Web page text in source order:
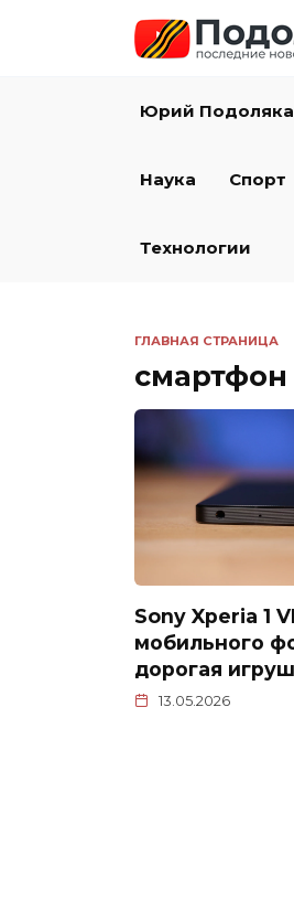
Юрий Подоляка
Наука Спорт
Технологии
ГЛАВНАЯ СТРАНИЦА
смартфон
Sony Xperia 1
мобильного
дорогая
13.05.2026